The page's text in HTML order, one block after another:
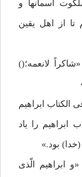
آسمانها و
تا از اهل يقين
لانعمه؛()
الكتاب ابراهيم
ابراهيم را ياد
بود.»
«و ابراهيم الّذى